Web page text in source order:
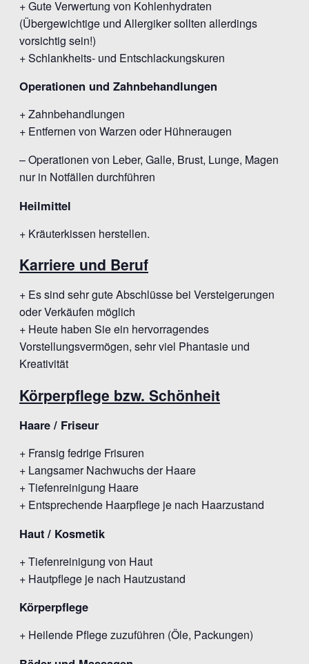
+ Gute Verwertung von Kohlenhydraten
(Übergewichtige und Allergiker sollten allerdings
vorsichtig sein!)
+ Schlankheits- und Entschlackungskuren
Operationen und Zahnbehandlungen
+ Zahnbehandlungen
+ Entfernen von Warzen oder Hühneraugen
– Operationen von Leber, Galle, Brust, Lunge, Magen
nur in Notfällen durchführen
Heilmittel
+ Kräuterkissen herstellen.
Karriere und Beruf
+ Es sind sehr gute Abschlüsse bei Versteigerungen
oder Verkäufen möglich
+ Heute haben Sie ein hervorragendes
Vorstellungsvermögen, sehr viel Phantasie und
Kreativität
Körperpflege bzw. Schönheit
Haare / Friseur
+ Fransig fedrige Frisuren
+ Langsamer Nachwuchs der Haare
+ Tiefenreinigung Haare
+ Entsprechende Haarpflege je nach Haarzustand
Haut / Kosmetik
+ Tiefenreinigung von Haut
+ Hautpflege je nach Hautzustand
Körperpflege
+ Heilende Pflege zuzuführen (Öle, Packungen)